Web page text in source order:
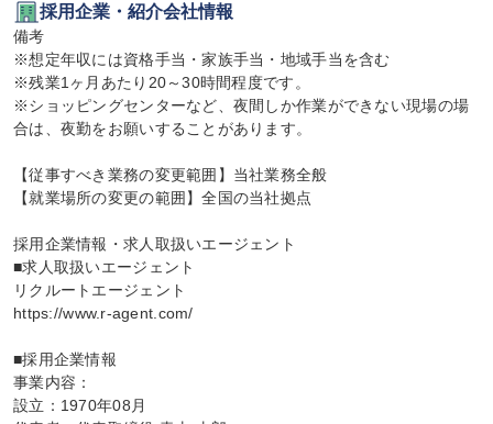
採用企業・紹介会社情報
備考
※想定年収には資格手当・家族手当・地域手当を含む
※残業1ヶ月あたり20～30時間程度です。
※ショッピングセンターなど、夜間しか作業ができない現場の場
合は、夜勤をお願いすることがあります。
【従事すべき業務の変更範囲】当社業務全般
【就業場所の変更の範囲】全国の当社拠点
採用企業情報・求人取扱いエージェント
■求人取扱いエージェント
リクルートエージェント
https://www.r-agent.com/
■採用企業情報
事業内容：
設立：1970年08月